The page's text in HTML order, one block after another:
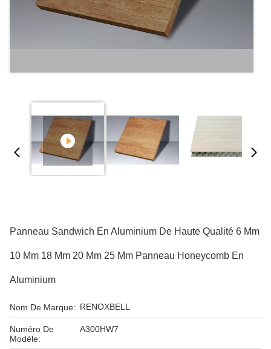
Panneau Sandwich En Aluminium De Haute Qualité 6 Mm
10 Mm 18 Mm 20 Mm 25 Mm Panneau Honeycomb En
Aluminium
Nom De Marque: RENOXBELL
Numéro De
Modèle:
A300HW7